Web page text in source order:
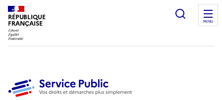
RÉPUBLIQUE
FRANÇAISE
Ouvrir
MENU